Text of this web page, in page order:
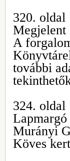
320. oldal
Megjelent
A
további
324. oldal
Lapmargó
Murányi
Köves